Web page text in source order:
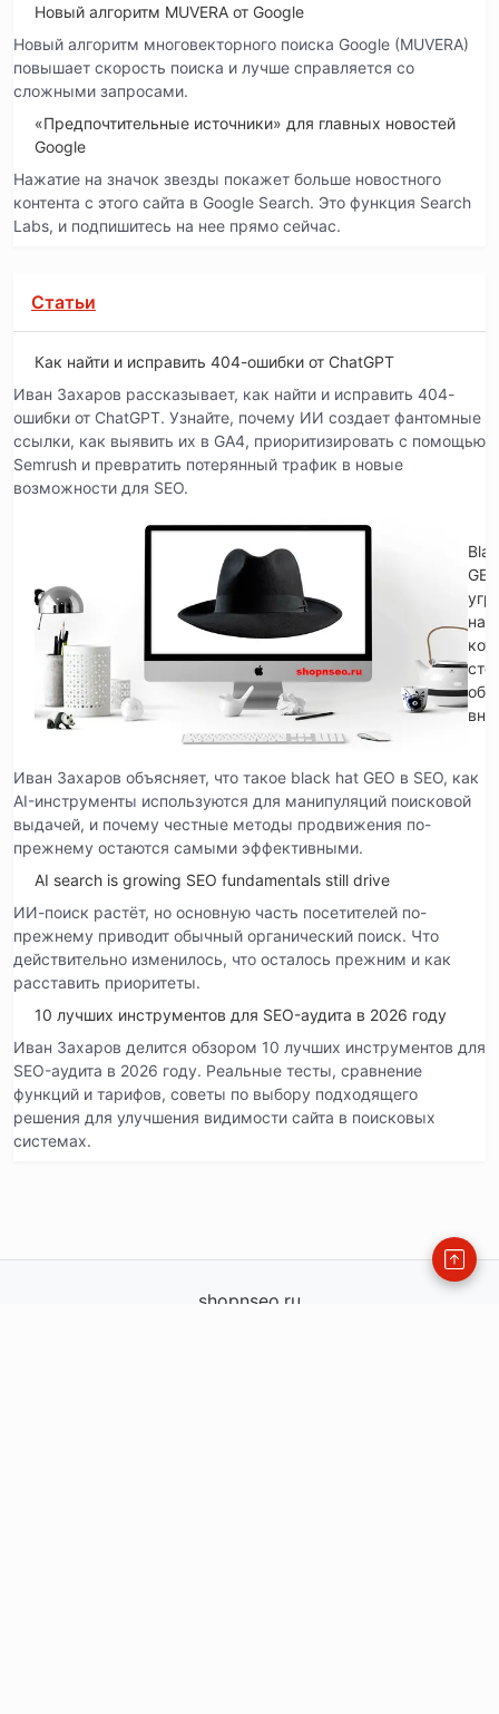
Новый алгоритм MUVERA от Google
Новый алгоритм многовекторного поиска Google (MUVERA)
повышает скорость поиска и лучше справляется со
сложными запросами.
«Предпочтительные источники» для главных новостей
Google
Нажатие на значок звезды покажет больше новостного
контента с этого сайта в Google Search. Это функция Search
Labs, и подпишитесь на нее прямо сейчас.
Статьи
Как найти и исправить 404-ошибки от ChatGPT
Иван Захаров рассказывает, как найти и исправить 404-
ошибки от ChatGPT. Узнайте, почему ИИ создает фантомные
ссылки, как выявить их в GA4, приоритизировать с помощью
Semrush и превратить потерянный трафик в новые
возможности для SEO.
на
Иван Захаров объясняет, что такое black hat GEO в SEO, как
AI-инструменты используются для манипуляций поисковой
выдачей, и почему честные методы продвижения по-
прежнему остаются самыми эффективными.
AI search is growing SEO fundamentals still drive
ИИ-поиск растёт, но основную часть посетителей по-
прежнему приводит обычный органический поиск. Что
действительно изменилось, что осталось прежним и как
расставить приоритеты.
10 лучших инструментов для SEO-аудита в 2026 году
Иван Захаров делится обзором 10 лучших инструментов для
SEO-аудита в 2026 году. Реальные тесты, сравнение
функций и тарифов, советы по выбору подходящего
решения для улучшения видимости сайта в поисковых
системах.
shopnseo.ru